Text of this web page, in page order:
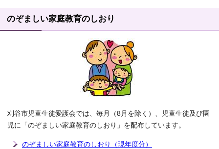
のぞましい家庭教育のしおり
刈谷市児童生徒愛護会では、毎月（8月を除く）、児童生徒及び園
児に「のぞましい家庭教育のしおり」を配布しています。
のぞましい家庭教育のしおり（現年度分）